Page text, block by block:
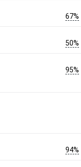
67%
50%
95%
94%